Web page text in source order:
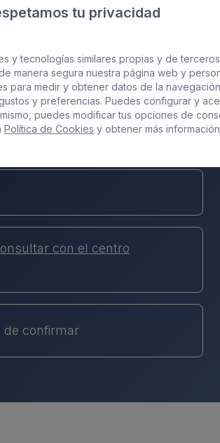
Te
con el centro
de confirmar
tu privacidad
y tecnologías similares propias y de
manera segura nuestra página web y
para medir y obtener datos de la
y preferencias. Puedes configurar y
puedes modificar tus opciones de
Política de Cookies y obtener más